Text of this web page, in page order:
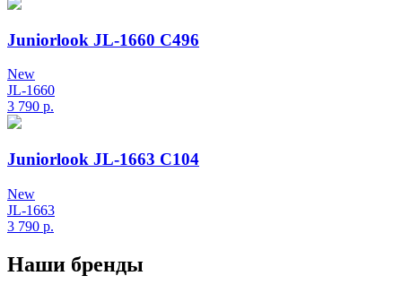
Juniorlook JL-1660 C496
New
JL-1660
3 790 р.
Juniorlook JL-1663 C104
New
JL-1663
3 790 р.
Наши бренды